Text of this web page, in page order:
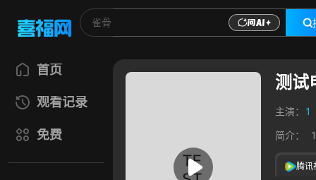
首页
观看记录
免费
测
主演：
1
简介：
1
腾讯